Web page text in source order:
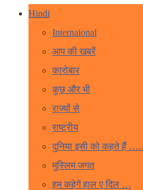
Hindi
Internaional
आप की खबरें
कारोबार
कुछ और भी
राज्यों से
राष्ट्रीय
दुनिया इसी को कहते हैं …..
मुस्लिम जगत
हम कहेगें हाल ए दिल …